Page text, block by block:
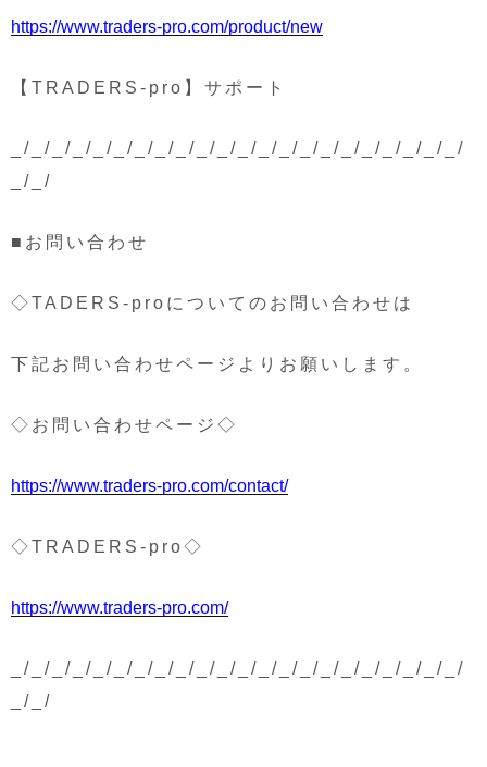
https://www.traders-pro.com/product/new
【TRADERS-pro】サポート
_/_/_/_/_/_/_/_/_/_/_/_/_/_/_/_/_/_/_/_/_/_/
_/_/
■お問い合わせ
◇TADERS-proについてのお問い合わせは
下記お問い合わせページよりお願いします。
◇お問い合わせページ◇
https://www.traders-pro.com/contact/
◇TRADERS-pro◇
https://www.traders-pro.com/
_/_/_/_/_/_/_/_/_/_/_/_/_/_/_/_/_/_/_/_/_/_/
_/_/